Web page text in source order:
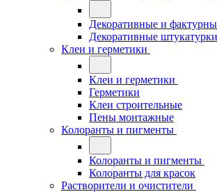
Декоративные и
Декоративные штукатурки
Клеи и герметики
Клеи и герметики
Герметики
Клеи строительные
Пены монтажные
Колоранты и пигменты
Колоранты и пигменты
Колоранты для красок
Растворители и очистители